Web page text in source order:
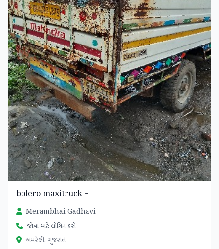
bolero maxitruck +
Merambhai Gadhavi
જોવા માટે લોગિન કરો
અમરેલી, ગુજરાત